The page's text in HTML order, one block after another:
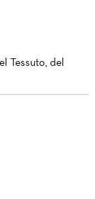
Tessuto, del